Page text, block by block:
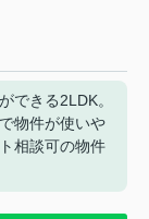
できる2LDK。
物件が使いや
相談可の物件